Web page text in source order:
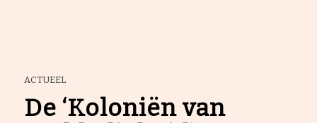
ACTUEEL
De ‘Koloniën van